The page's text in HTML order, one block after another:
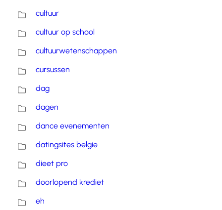
cultuur
cultuur op school
cultuurwetenschappen
cursussen
dag
dagen
dance evenementen
datingsites belgie
dieet pro
doorlopend krediet
eh